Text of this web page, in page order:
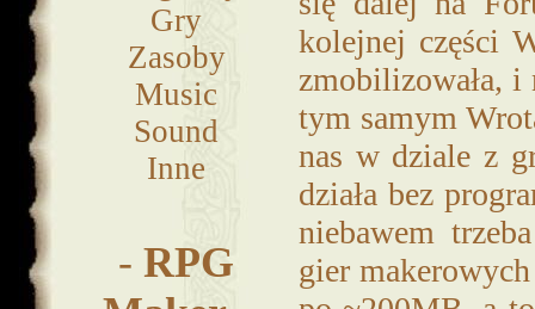
Gry
Zasoby
Music
Sound
Inne
-RPG
kolejnej części
zmobilizowała, i
tym samym
nas w dziale z
działa bez
niebawem
gier